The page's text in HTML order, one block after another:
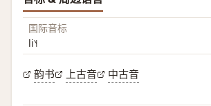
国际音标
li˥˧
韵书 上古音 中古音